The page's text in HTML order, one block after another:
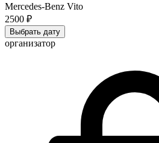
Mercedes-Benz Vito
2500 ₽
Выбрать дату
организатор